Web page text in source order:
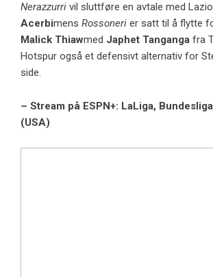
Nerazzurri vil sluttføre en avtale med
Acerbimens Rossoneri er satt til å flytte
Malick Thiawmed Japhet Tanganga fra
Hotspur også et defensivt alternativ for
side.
– Stream på ESPN+: LaLiga,
(USA)